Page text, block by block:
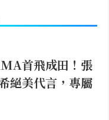
首飛成田！張
絕美代言，專屬